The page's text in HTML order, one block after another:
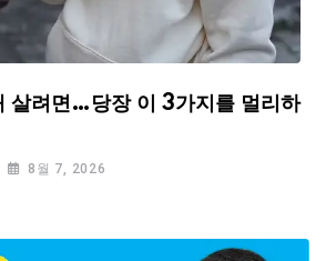
살려면…당장 이 3가지를 멀리하
8월 7, 2026